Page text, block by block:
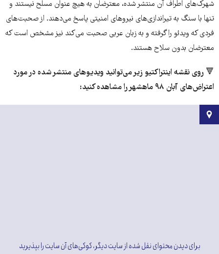
شهرک‌های اطراف آن منتشر شده، معترضان به هیچ عنوان مسلح نیستند و
تنها با سنگ به تیراندازی‌های نیروهای امنیتی پاسخ می‌دهند. از صحبت‌های
فردی که ویدئو را گرفته و به زبان عربی صحبت می‌کند نیز مشخص است که
معترضان بدون سلاح هستند.
🔻 روی نقشه اینتراکتیو زیر می‌توانید ویدیوهای منتشر شده در مورد
اعتراض‌های آبان ۹۸ ماهشهر را مشاهده کنید:
برای دیدن محتوای نقل شده از سایت دیگر، کوکی‌های آن سایت را بپذیرید